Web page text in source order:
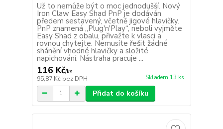
Už to nemůže být o moc jednodušší. Nový
Iron Claw Easy Shad PnP je dodáván
předem sestavený, včetně jigové hlavičky.
PnP znamená „Plug'n'Play“, neboli vyjměte
Easy Shad z obalu, přivažte k vlasci a
rovnou chytejte. Nemusíte řešit žádné
shánění vhodné hlavičky a složité
napichování. Nástraha pracuje ...
116 Kč/ks
95,87 Kč bez DPH Skladem 13 ks
Přidat do košíku